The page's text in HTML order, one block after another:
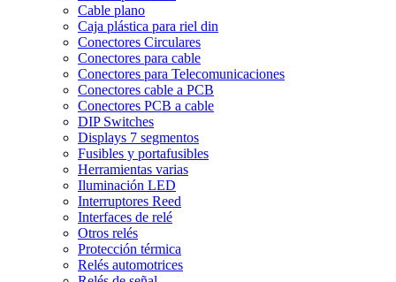
Cable plano
Caja plástica para riel din
Conectores Circulares
Conectores para cable
Conectores para Telecomunicaciones
Conectores cable a PCB
Conectores PCB a cable
DIP Switches
Displays 7 segmentos
Fusibles y portafusibles
Herramientas varias
Iluminación LED
Interruptores Reed
Interfaces de relé
Otros relés
Protección térmica
Relés automotrices